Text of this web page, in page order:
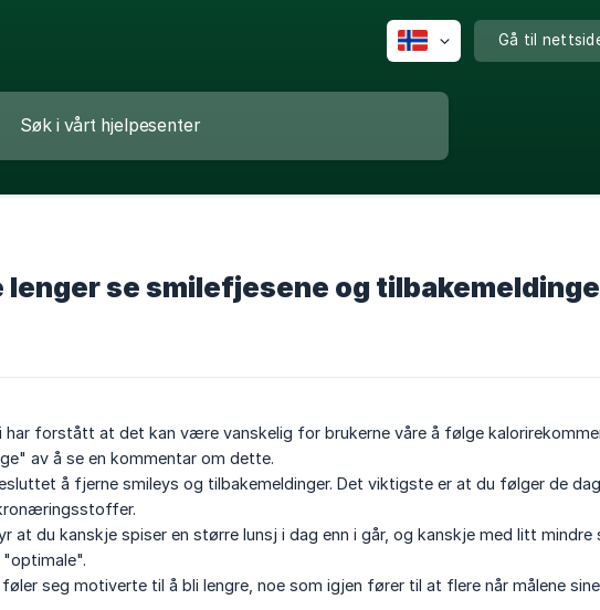
Gå til
lenger se smilefjesene og
har forstått at det kan være vanskelig for brukerne våre å følge
av å se en kommentar om dette.
å fjerne smileys og tilbakemeldinger. Det viktigste er at du følger de
at du kanskje spiser en større lunsj i dag enn i går, og kanskje med litt mindre
seg motiverte til å bli lengre, noe som igjen fører til at flere når målene